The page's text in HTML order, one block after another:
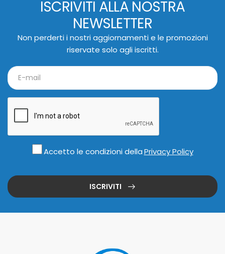
ISCRIVITI ALLA NOSTRA
NEWSLETTER
Non perderti i nostri aggiornamenti e le promozioni
riservate solo agli iscritti.
Accetto le condizioni dellaPrivacy Policy
ISCRIVITI